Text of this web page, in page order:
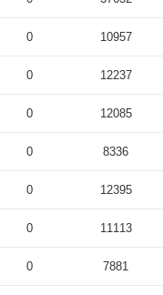
0 10957
0 12237
0 12085
0 8336
0 12395
0 11113
0 7881